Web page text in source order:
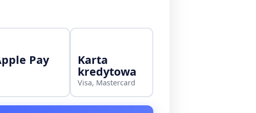
Pay Karta
kredytowa
Visa, Mastercard